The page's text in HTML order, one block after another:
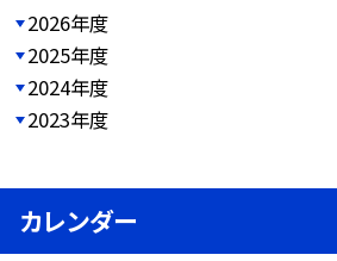
2026年度
2025年度
2024年度
2023年度
カレンダー